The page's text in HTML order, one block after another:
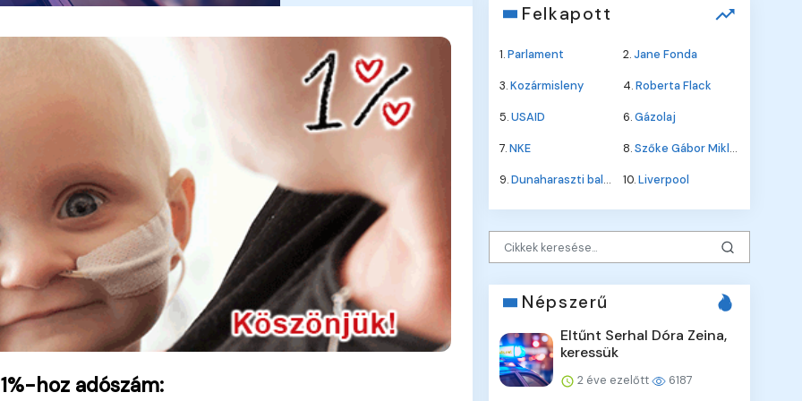
hoz adószám:
Felkapott
1.Parlament 2.Jane Fonda
3.Kozármisleny 4.Roberta Flack
5.USAID 6.Gázolaj
7.NKE 8.Szőke Gábor Miklós
9.Dunaharaszti baleset 10.Liverpool
Népszerű
Eltűnt Serhal Dóra Zeina,
keressük
2 éve ezelőtt 6187